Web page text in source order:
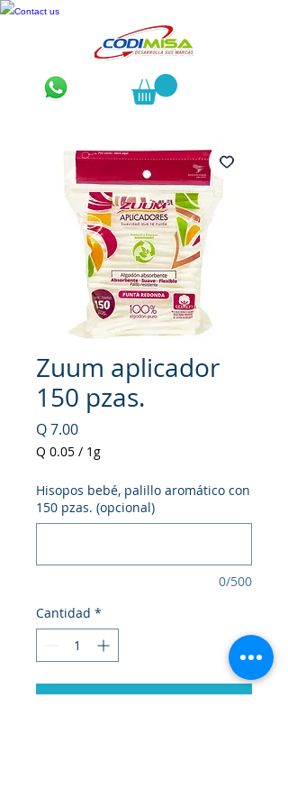
Contact us
Zuum aplicador
150 pzas.
Q 7.00Precio
Q 0.05 / 1g
por
1
Gramo
Hisopos bebé, palillo aromático con
150 pzas. (opcional)
0/500
Cantidad *